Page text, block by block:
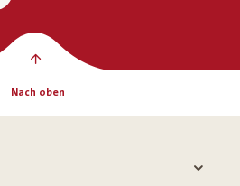
Nach oben